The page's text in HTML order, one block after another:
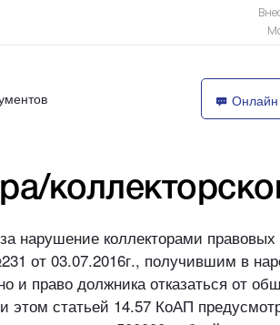
Онлайн
нарушение коллекторами
от 03.07.2016г., получившим в
и право должника отказаться от
статьей 14.57 КоАП